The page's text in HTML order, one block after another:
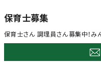
保育士募集
保育士さん 調理員さん募集中！み